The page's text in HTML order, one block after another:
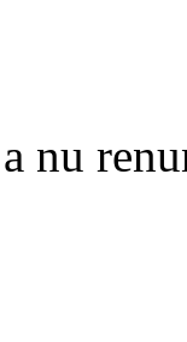
a nu